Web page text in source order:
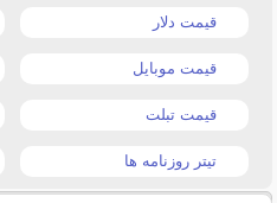
قیمت دلار
قیمت موبایل
قیمت تبلت
تیتر روزنامه ها